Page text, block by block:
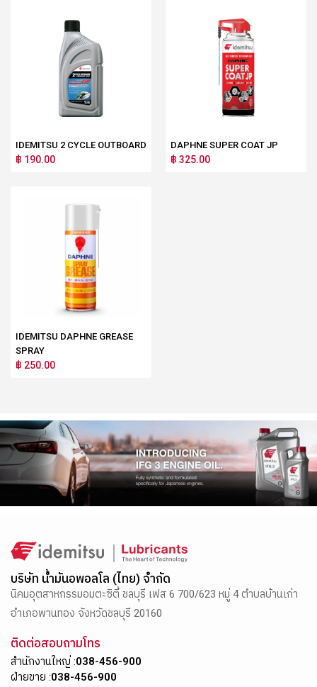
IDEMITSU 2 CYCLE OUTBOARD
฿ 190.00
DAPHNE SUPER COAT JP
฿ 325.00
IDEMITSU DAPHNE GREASE
SPRAY
฿ 250.00
บริษัท น้ำมันอพอลโล (ไทย) จำกัด
นิคมอุตสาหกรรมอมตะซิตี้ ชลบุรี เฟส 6 700/623 หมู่ 4 ตำบลบ้านเก่า
อำเภอพานทอง จังหวัดชลบุรี 20160
ติดต่อสอบถามโทร
สำนักงานใหญ่ :038-456-900
ฝ่ายขาย :038-456-900